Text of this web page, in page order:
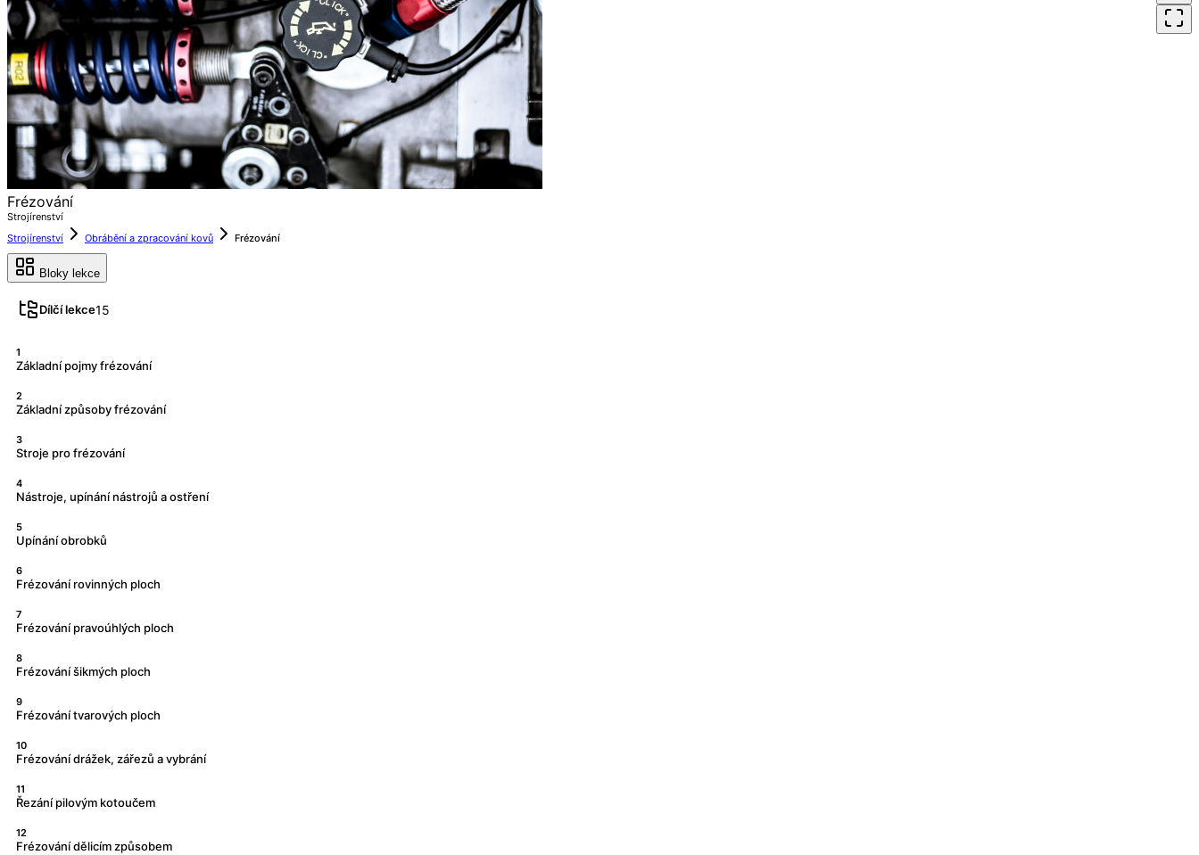
Frézování
Strojírenství
Strojírenství
Obrábění a zpracování kovů Frézování
Bloky lekce
Dílčí lekce15
1
Základní pojmy frézování
2
Základní způsoby frézování
3
Stroje pro frézování
4
Nástroje, upínání nástrojů a ostření
5
Upínání obrobků
6
Frézování rovinných ploch
7
Frézování pravoúhlých ploch
8
Frézování šikmých ploch
9
Frézování tvarových ploch
10
Frézování drážek, zářezů a vybrání
11
Řezání pilovým kotoučem
12
Frézování dělicím způsobem